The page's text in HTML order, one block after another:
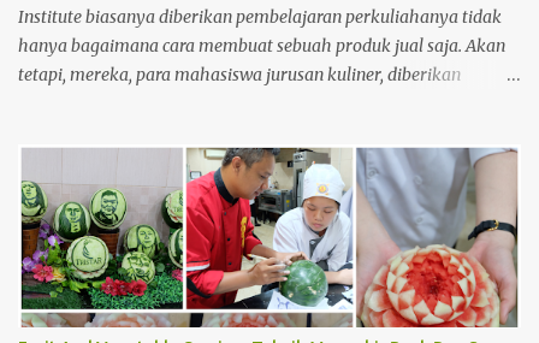
Institute biasanya diberikan pembelajaran perkuliahanya tidak
hanya bagaimana cara membuat sebuah produk jual saja. Akan
tetapi, mereka, para mahasiswa jurusan kuliner, diberikan
bawah seperti usaha kecil menengah (UKM). Seperti halnya,
membuat perencanaan, strategi penjualan hingga perhitungan
harga produk dalam membuat sebuah produk jual. Saat mereka
masih menjadi mahasiswa, ada salah satu mata kuliah yang
mempelajari menjadi wirausahawan. Sekaligus mempraktikanya
langsung di lapangan. Sehingga mereka dapat merasakan
bagaimana menjadi seorang wirausahawan sebenarnya. Dan tak